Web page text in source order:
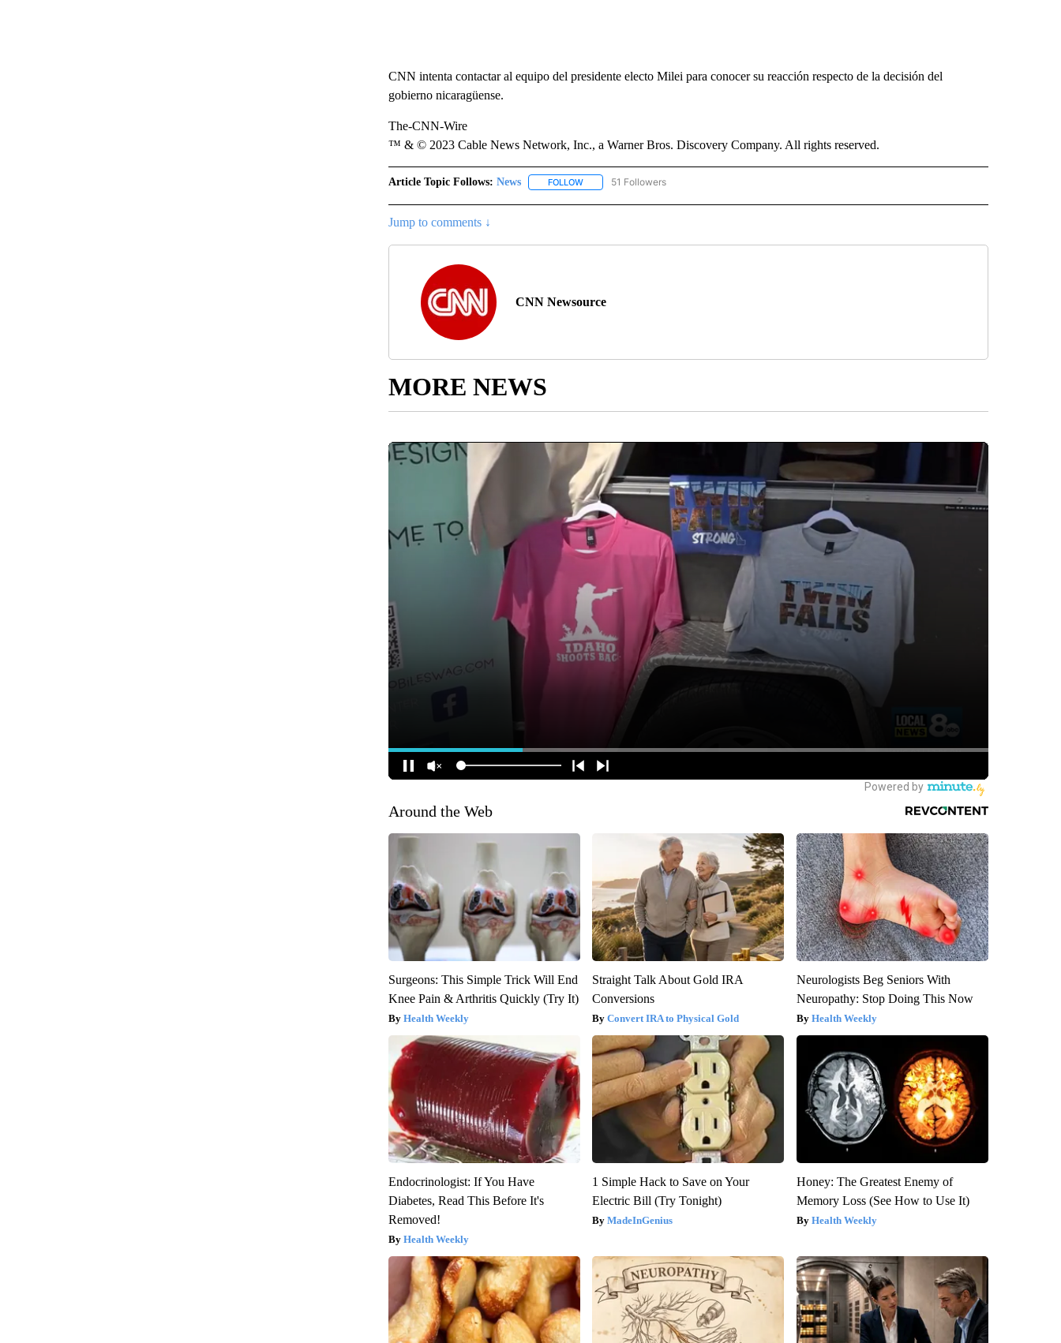
CNN intenta contactar al equipo del presidente electo Milei para conocer su reacción respecto de la decisión del
gobierno nicaragüense.
The-CNN-Wire
™ & © 2023 Cable News Network, Inc., a Warner Bros. Discovery Company. All rights reserved.
Article Topic Follows: News FOLLOWFOLLOW "NEWS" TO RECEIVE NOTIFICATIONS ABOUT NEW PAGES ON "NEWS".
51 Followers
Jump to comments ↓
CNN Newsource
MORE NEWS
Around the Web
Surgeons: This Simple Trick Will End
Knee Pain & Arthritis Quickly (Try It)
Health Weekly
Straight Talk About Gold IRA
Conversions
Convert IRA to Physical Gold
Neurologists Beg Seniors With
Neuropathy: Stop Doing This Now
Health Weekly
Endocrinologist: If You Have
Diabetes, Read This Before It's
Removed!
Health Weekly
1 Simple Hack to Save on Your
Electric Bill (Try Tonight)
MadeInGenius
Honey: The Greatest Enemy of
Memory Loss (See How to Use It)
Health Weekly